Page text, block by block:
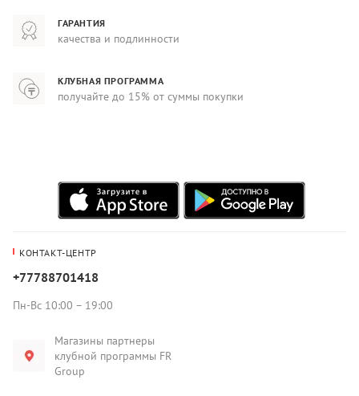
ГАРАНТИЯ
качества и подлинности
КЛУБНАЯ ПРОГРАММА
получайте до 15% от суммы покупки
КОНТАКТ-ЦЕНТР
+77788701418
Пн-Вс 10:00 – 19:00
Магазины партнеры
клубной программы FR
Group